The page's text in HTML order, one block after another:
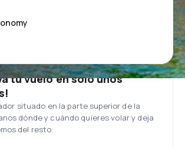
tu vuelo en solo unos
situado en la parte superior de la
dónde y cuándo quieres volar y deja
del resto.